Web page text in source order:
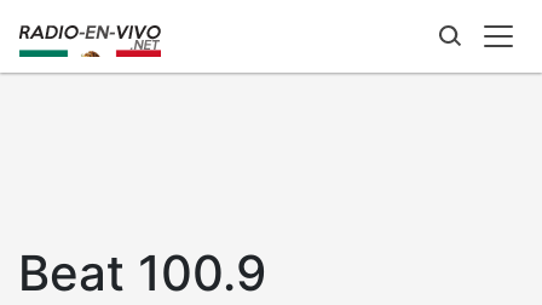
main
Beat 100.9